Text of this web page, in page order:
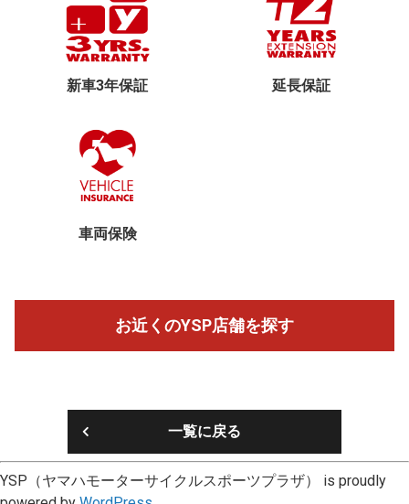
新車3年保証 延長保証
車両保険
お近くのYSP店舗を探す
一覧に戻る
YSP（ヤマハモーターサイクルスポーツプラザ） is proudly